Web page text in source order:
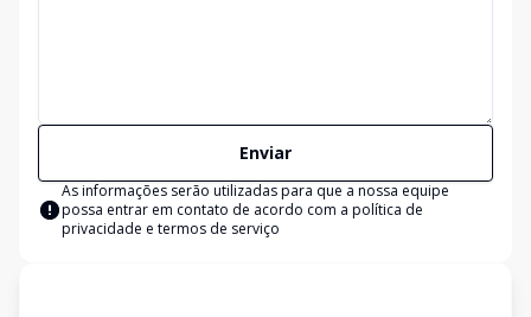
Enviar
As informações serão utilizadas para que a nossa equipe
possa entrar em contato de acordo com a política de
privacidade e termos de serviço